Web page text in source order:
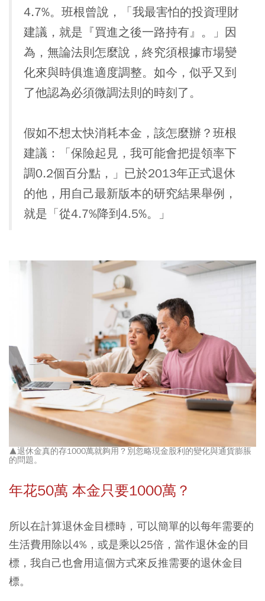
4.7%。班根曾說，「我最害怕的投資理財
建議，就是『買進之後一路持有』。」因
為，無論法則怎麼說，終究須根據市場變
化來與時俱進適度調整。如今，似乎又到
了他認為必須微調法則的時刻了。
假如不想太快消耗本金，該怎麼辦？班根
建議：「保險起見，我可能會把提領率下
調0.2個百分點，」已於2013年正式退休
的他，用自己最新版本的研究結果舉例，
就是「從4.7%降到4.5%。」
▲退休金真的存1000萬就夠用？別忽略現金股利的變化與通貨膨脹
的問題。
年花50萬 本金只要1000萬？
所以在計算退休金目標時，可以簡單的以每年需要的
生活費用除以4%，或是乘以25倍，當作退休金的目
標，我自己也會用這個方式來反推需要的退休金目
標。